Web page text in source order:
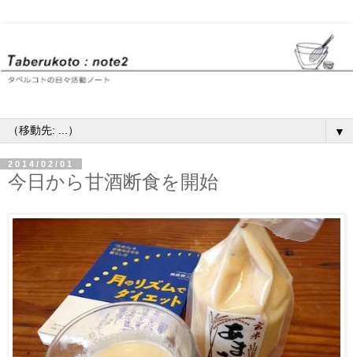
▼
2014/02/01
今日から甘酒断食を開始